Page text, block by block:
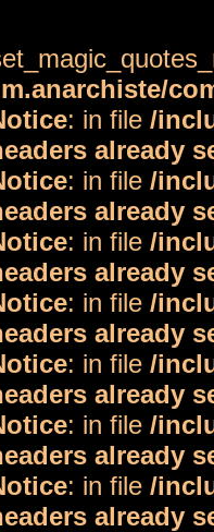
: in file /
already
: in file /
already
: in file /
already
: in file /
already
: in file /
already
: in file /
already
: in file /
already